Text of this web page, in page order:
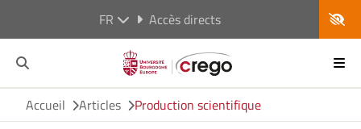
FR Accès directs
Accueil Articles Production scientifique